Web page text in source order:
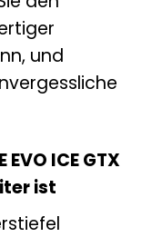
und
ICE GTX
ist